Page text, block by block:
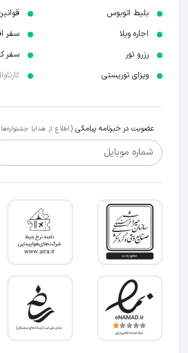
بلیط اتوبوس
اجاره ویلا
رزرو تور
ویزای توریستی
سفر
سفر
عضویت در خبرنامه پیامکی (اطلاع از هدایا
شماره موبایل